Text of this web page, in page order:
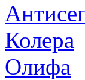
Колера
Олифа